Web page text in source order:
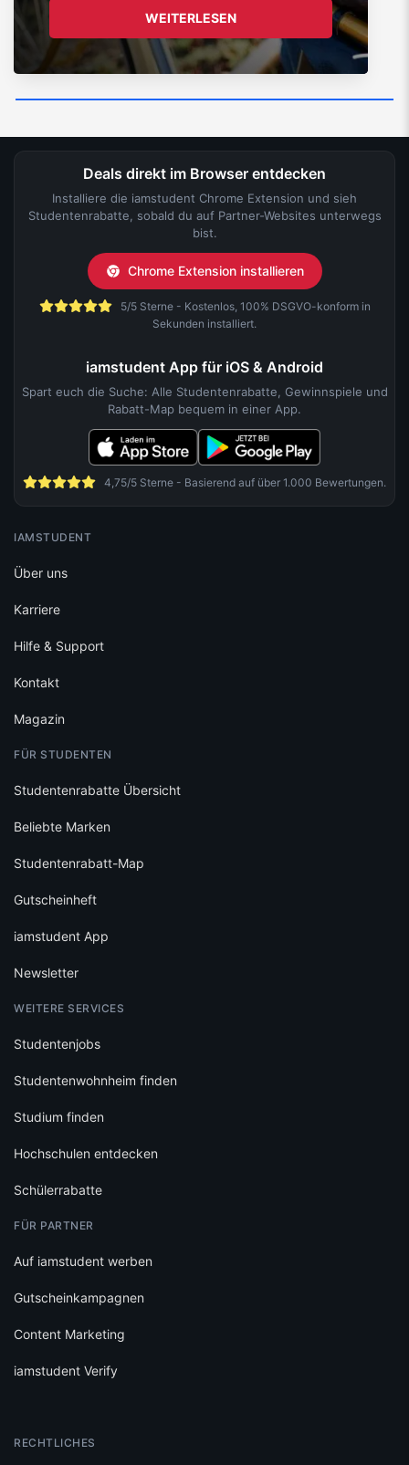
WEITERLESEN
Deals direkt im Browser entdecken
Installiere die iamstudent Chrome Extension und sieh
Studentenrabatte, sobald du auf Partner-Websites unterwegs
bist.
Chrome Extension installieren
5/5 Sterne - Kostenlos, 100% DSGVO-konform in
Sekunden installiert.
iamstudent App für iOS & Android
Spart euch die Suche: Alle Studentenrabatte, Gewinnspiele und
Rabatt-Map bequem in einer App.
4,75/5 Sterne - Basierend auf über 1.000 Bewertungen.
IAMSTUDENT
Über uns
Karriere
Hilfe & Support
Kontakt
Magazin
FÜR STUDENTEN
Studentenrabatte Übersicht
Beliebte Marken
Studentenrabatt-Map
Gutscheinheft
iamstudent App
Newsletter
WEITERE SERVICES
Studentenjobs
Studentenwohnheim finden
Studium finden
Hochschulen entdecken
Schülerrabatte
FÜR PARTNER
Auf iamstudent werben
Gutscheinkampagnen
Content Marketing
iamstudent Verify
RECHTLICHES